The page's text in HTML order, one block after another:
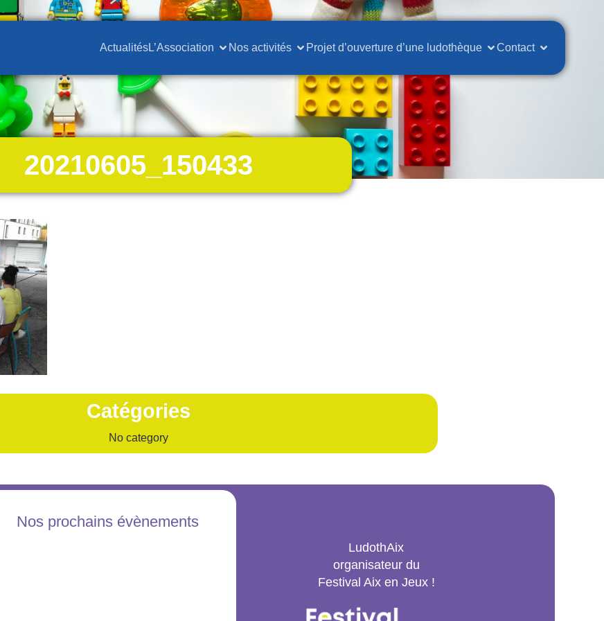
ActualitésL’Association Nos activités Projet d’ouverture d’une ludothèque Contact
20210605_150433
Catégories
No category
Nos prochains évènements
LudothAix
organisateur du
Festival Aix en Jeux !